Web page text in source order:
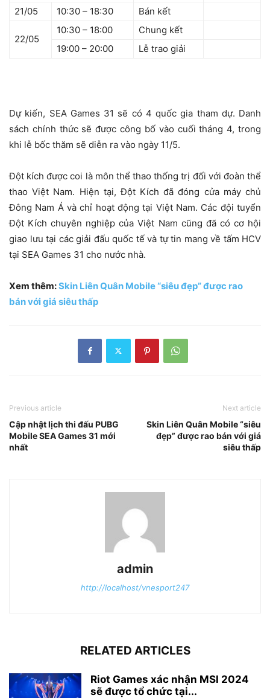
21/05
10:30 – 18:30 Bán kết
22/05
10:30 – 18:00
Chung kết
19:00 – 20:00
Lễ trao giải
Dự kiến, SEA Games 31 sẽ có 4 quốc gia tham dự. Danh
sách chính thức sẽ được công bố vào cuối tháng 4, trong
khi lễ bốc thăm sẽ diễn ra vào ngày 11/5.
Đột kích được coi là môn thể thao thống trị đối với đoàn thể
thao Việt Nam. Hiện tại, Đột Kích đã đóng cửa máy chủ
Đông Nam Á và chỉ hoạt động tại Việt Nam. Các đội tuyển
Đột Kích chuyên nghiệp của Việt Nam cũng đã có cơ hội
giao lưu tại các giải đấu quốc tế và tự tin mang về tấm HCV
tại SEA Games 31 cho nước nhà.
Xem thêm:Skin Liên Quân Mobile “siêu đẹp” được rao
bán với giá siêu thấp
Previous article
Cập nhật lịch thi đấu PUBG
Mobile SEA Games 31 mới
nhất
Next article
Skin Liên Quân Mobile “siêu
đẹp” được rao bán với giá
siêu thấp
admin
http://localhost/vnesport247
RELATED ARTICLES
Riot Games xác nhận MSI 2024
sẽ được tổ chức tại...